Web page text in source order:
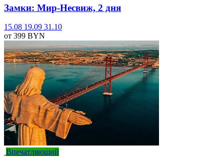
Замки: Мир-Несвиж, 2 дня
15.08 19.09 31.10
от 399 BYN
Впечатляющий